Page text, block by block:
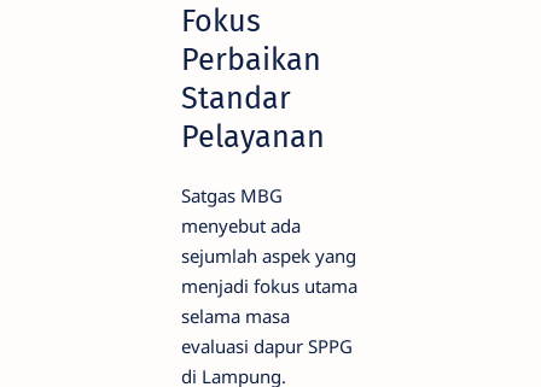
Fokus
Perbaikan
Standar
Pelayanan
Satgas MBG
menyebut ada
sejumlah aspek yang
menjadi fokus utama
selama masa
evaluasi dapur SPPG
di Lampung.